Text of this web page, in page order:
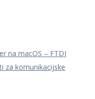
na macOS – FTDI
za komunikacijske